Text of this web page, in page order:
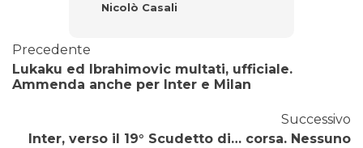
Nicolò Casali
Precedente
Lukaku ed Ibrahimovic multati, ufficiale.
Ammenda anche per Inter e Milan
Successivo
Inter, verso il 19° Scudetto di… corsa. Nessuno